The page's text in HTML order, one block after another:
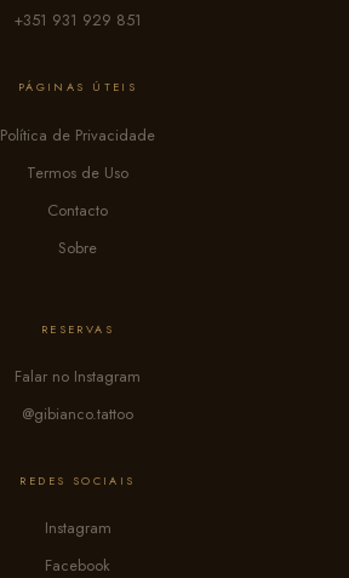
+351 931 929 851
PÁGINAS ÚTEIS
Política de Privacidade
Termos de Uso
Contacto
Sobre
RESERVAS
Falar no Instagram
@gibianco.tattoo
REDES SOCIAIS
Instagram
Facebook